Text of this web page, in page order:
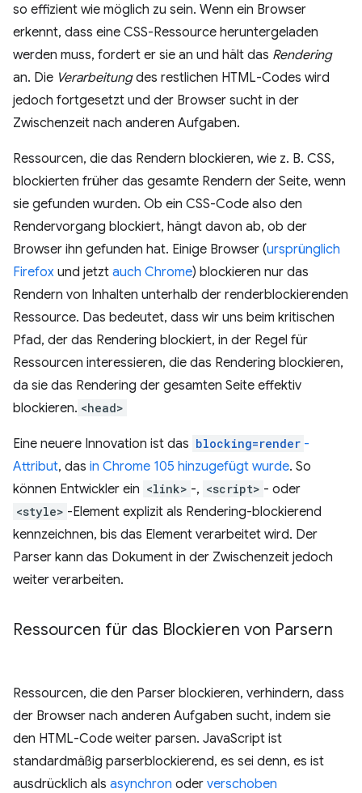
so effizient wie möglich zu sein. Wenn ein Browser
erkennt, dass eine CSS-Ressource heruntergeladen
werden muss, fordert er sie an und hält das Rendering
an. Die Verarbeitungdes restlichen HTML-Codes wird
jedoch fortgesetzt und der Browser sucht in der
Zwischenzeit nach anderen Aufgaben.
Ressourcen, die das Rendern blockieren, wie z. B. CSS,
blockierten früher das gesamte Rendern der Seite, wenn
sie gefunden wurden. Ob ein CSS-Code also den
Rendervorgang blockiert, hängt davon ab, ob der
Browser ihn gefunden hat. Einige Browser (ursprünglich
Firefox und jetzt auch Chrome) blockieren nur das
Rendern von Inhalten unterhalb der renderblockierenden
Ressource. Das bedeutet, dass wir uns beim kritischen
Pfad, der das Rendering blockiert, in der Regel für
Ressourcen interessieren, die das Rendering blockieren,
da sie das Rendering der gesamten Seite effektiv
blockieren. <head>
Eine neuere Innovation ist das blocking=render -
Attribut, das in Chrome 105 hinzugefügt wurde. So
können Entwickler ein <link> -, <script> - oder
<style> -Element explizit als Rendering-blockierend
kennzeichnen, bis das Element verarbeitet wird. Der
Parser kann das Dokument in der Zwischenzeit jedoch
weiter verarbeiten.
Ressourcen für das Blockieren von Parsern
Ressourcen, die den Parser blockieren, verhindern, dass
der Browser nach anderen Aufgaben sucht, indem sie
den HTML-Code weiter parsen. JavaScript ist
standardmäßig parserblockierend, es sei denn, es ist
ausdrücklich als asynchron oder verschoben